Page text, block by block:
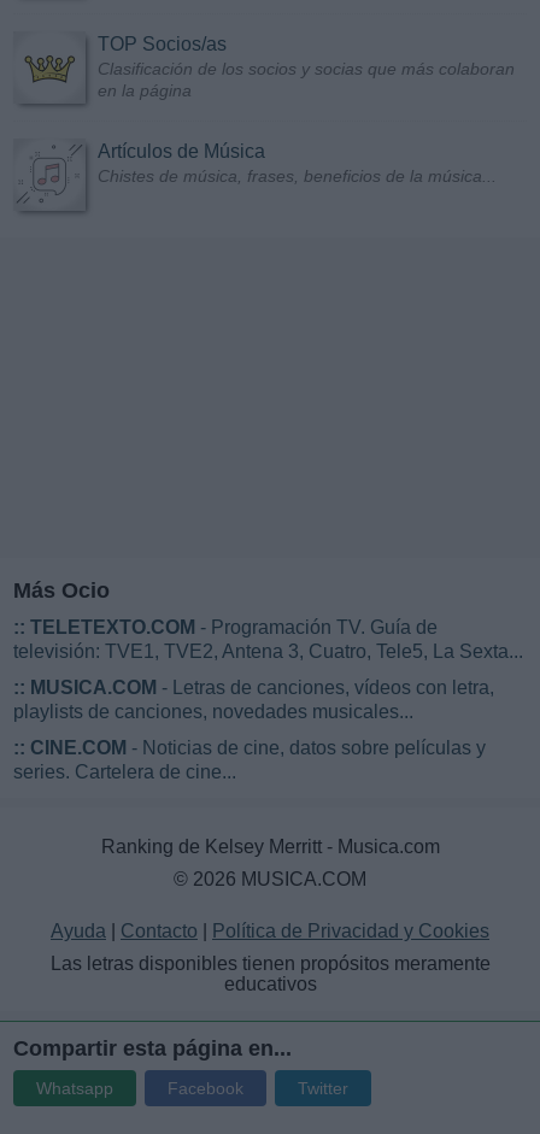
TOP Socios/as
Clasificación de los socios y socias que más colaboran
en la página
Artículos de Música
Chistes de música, frases, beneficios de la música...
Más Ocio
:: TELETEXTO.COM - Programación TV. Guía de
televisión: TVE1, TVE2, Antena 3, Cuatro, Tele5, La Sexta...
:: MUSICA.COM - Letras de canciones, vídeos con letra,
playlists de canciones, novedades musicales...
:: CINE.COM - Noticias de cine, datos sobre películas y
series. Cartelera de cine...
Ranking de Kelsey Merritt - Musica.com
© 2026 MUSICA.COM
Ayuda Contacto
Política de Privacidad y Cookies
Las letras disponibles tienen propósitos meramente
educativos
Compartir esta página en...
Whatsapp Facebook Twitter